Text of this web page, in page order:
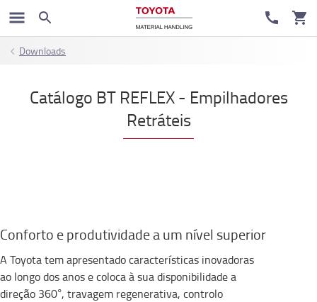
Downloads
Catálogo BT REFLEX - Empilhadores
Retráteis
Conforto e produtividade a um nível superior
A Toyota tem apresentado características inovadoras
ao longo dos anos e coloca à sua disponibilidade a
direção 360°, travagem regenerativa, controlo